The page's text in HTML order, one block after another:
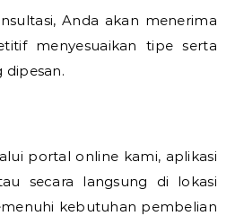
Anda akan menerima
menyesuaikan tipe serta
dipesan.
portal online kami, aplikasi
secara langsung di lokasi
kebutuhan pembelian